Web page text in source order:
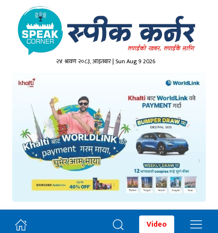
२४ श्रावण २०८३, आइतबार | Sun Aug 9 2026
Video